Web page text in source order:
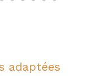
adaptées